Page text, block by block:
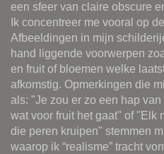
een sfeer van claire obscure
Ik concentreer me vooral op
Afbeeldingen in mijn
hand liggende voorwerpen
en fruit of bloemen welke
afkomstig. Opmerkingen die
als: "Je zou er zo een hap
wat voor fruit het gaat" of "Elk
die peren kruipen" stemmen
waarop ik “realisme” tracht